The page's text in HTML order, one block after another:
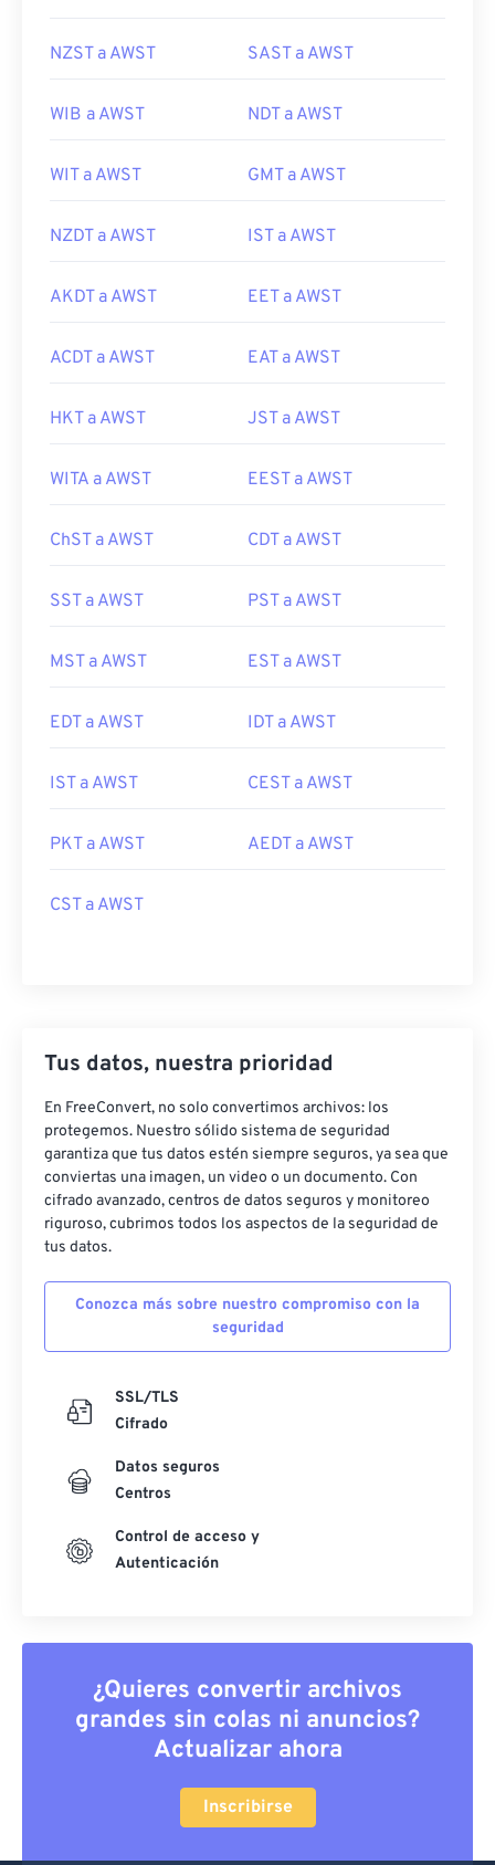
NZST a AWST SAST a AWST
WIB a AWST NDT a AWST
WIT a AWST GMT a AWST
NZDT a AWST IST a AWST
AKDT a AWST EET a AWST
ACDT a AWST EAT a AWST
HKT a AWST JST a AWST
WITA a AWST EEST a AWST
ChST a AWST CDT a AWST
SST a AWST PST a AWST
MST a AWST EST a AWST
EDT a AWST IDT a AWST
IST a AWST CEST a AWST
PKT a AWST AEDT a AWST
CST a AWST
Tus datos, nuestra prioridad
En FreeConvert, no solo convertimos archivos: los
protegemos. Nuestro sólido sistema de seguridad
garantiza que tus datos estén siempre seguros, ya sea que
conviertas una imagen, un video o un documento. Con
cifrado avanzado, centros de datos seguros y monitoreo
riguroso, cubrimos todos los aspectos de la seguridad de
tus datos.
Conozca más sobre nuestro compromiso con la
seguridad
SSL/TLS
Cifrado
Datos seguros
Centros
Control de acceso y
Autenticación
¿Quieres convertir archivos
grandes sin colas ni anuncios?
Actualizar ahora
Inscribirse